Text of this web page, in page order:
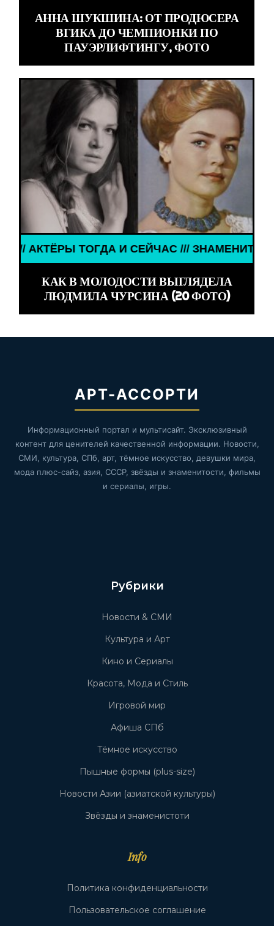
АННА ШУКШИНА: ОТ ПРОДЮСЕРА
ВГИКА ДО ЧЕМПИОНКИ ПО
ПАУЭРЛИФТИНГУ, ФОТО
И СЕЙЧАС /// ЗНАМЕНИТОСТИ ///
КАК В МОЛОДОСТИ ВЫГЛЯДЕЛА
ЛЮДМИЛА ЧУРСИНА (20 ФОТО)
АРТ-АССОРТИ
Информационный портал и мультисайт. Эксклюзивный
контент для ценителей качественной информации. Новости,
СМИ, культура, СПб, арт, тёмное искусство, девушки мира,
мода плюс-сайз, азия, СССР, звёзды и знаменитости, фильмы
и сериалы, игры.
Рубрики
Новости & СМИ
Культура и Арт
Кино и Сериалы
Красота, Мода и Стиль
Игровой мир
Афиша СПб
Тёмное искусство
Пышные формы (plus-size)
Новости Азии (азиатской культуры)
Звёзды и знаменистоти
Info
Политика конфиденциальности
Пользовательское соглашение